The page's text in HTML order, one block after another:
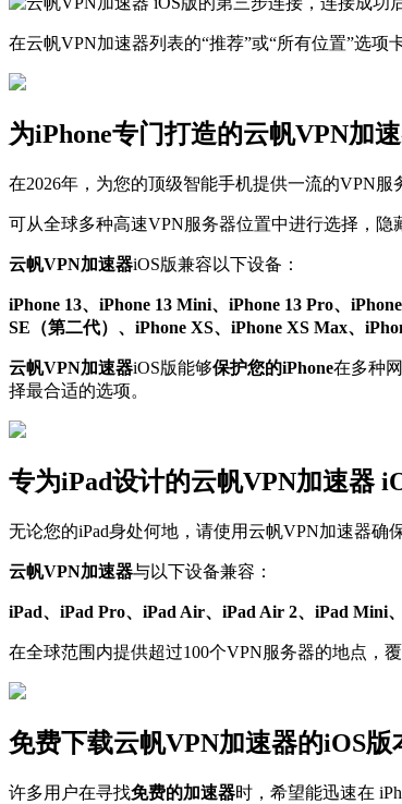
在云帆VPN加速器列表的“推荐”或“所有位置”选项
为iPhone专门打造的云帆VPN加
在2026年，为您的顶级智能手机提供一流的VPN服
可从全球多种高速VPN服务器位置中进行选择，隐
云帆VPN加速器iOS版兼容以下设备：
iPhone 13、iPhone 13 Mini、iPhone 13 Pro、
SE（第二代）、iPhone XS、iPhone XS Max、
云帆VPN加速器iOS版能够保护您的iPhone在多种
择最合适的选项。
专为iPad设计的云帆VPN加速器
无论您的iPad身处何地，请使用云帆VPN加速器确
云帆VPN加速器与以下设备兼容：
iPad、iPad Pro、iPad Air、iPad Air 2、iPad Mini
在全球范围内提供超过100个VPN服务器的地点，
免费下载云帆VPN加速器的iOS版
许多用户在寻找免费的加速器时，希望能迅速在